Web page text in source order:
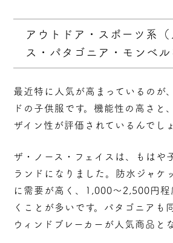
アウトドア・スポーツ系（
ス・パタゴニア・モンベル
最近特に人気が高まっているのが
ドの子供服です。機能性の高さと
ザイン性が評価されているんでし
ザ・ノース・フェイスは、もはや
ランドになりました。防水ジャケ
に需要が高く、
1,000～2,500円程
くことが多いです。パタゴニアも
ウィンドブレーカーが人気商品と